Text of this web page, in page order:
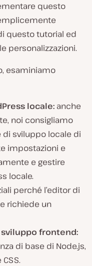
questo
questo tutorial ed
personalizzazioni.
esaminiamo
locale: anche
noi consigliamo
di sviluppo locale di
impostazioni e
e gestire
locale.
perché l’editor di
richiede un
frontend:
di base di Node.js,